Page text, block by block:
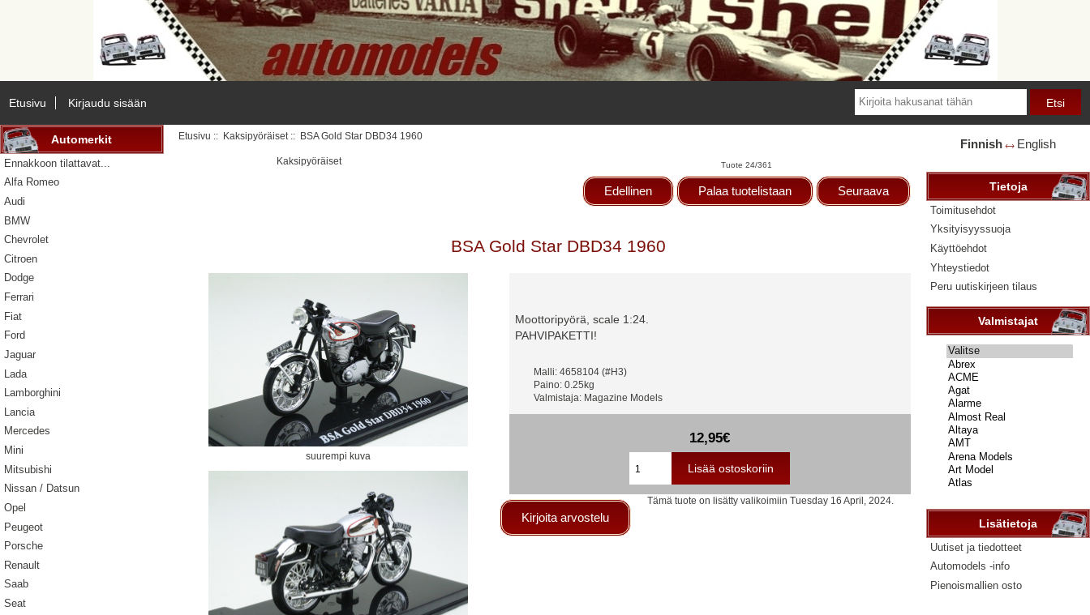
Etusivu Kirjaudu sisään
Automerkit
Ennakkoon tilattavat...
Alfa Romeo
Audi
BMW
Chevrolet
Citroen
Dodge
Ferrari
Fiat
Ford
Jaguar
Lada
Lamborghini
Lancia
Mercedes
Mini
Mitsubishi
Nissan / Datsun
Opel
Peugeot
Porsche
Renault
Saab
Seat
Etusivu :: Kaksipyöräiset :: BSA Gold Star DBD34 1960
Kaksipyöräiset Tuote 24/361
Edellinen Palaa tuotelistaan Seuraava
BSA Gold Star DBD34 1960
suurempi kuva
Moottoripyörä, scale 1:24.
PAHVIPAKETTI!
Malli: 4658104 (#H3)
Paino: 0.25kg
Valmistaja: Magazine Models
12,95€
Kirjoita arvostelu
Tämä tuote on lisätty valikoimiin Tuesday 16 April, 2024.
Finnish 🡘 English
Tietoja
Toimitusehdot
Yksityisyyssuoja
Käyttöehdot
Yhteystiedot
Peru uutiskirjeen tilaus
Valmistajat
Valitse
...
Lisätietoja
Uutiset ja tiedotteet
Automodels -info
Pienoismallien osto